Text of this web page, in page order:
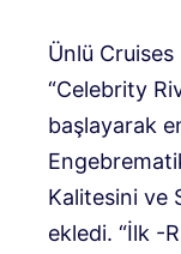
Ünlü
“Celebrity
başlayarak
Kalitesini ve
ekledi. “İlk -